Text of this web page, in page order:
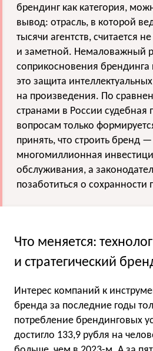
брендинг как категория,
вывод: отрасль, в которой
тысячи агентств, считается
и заметной. Немаловажный
соприкосновения
это защита
на произведения. По
странами в России судебная
вопросам только
принять, что строить бренд
многомиллионная
обслуживания, а
позаботиться о
Что меняется:
и стратегический
Интерес компаний к
бренда за последние годы
потребление брендинговых
достигло 133,9 рубля на